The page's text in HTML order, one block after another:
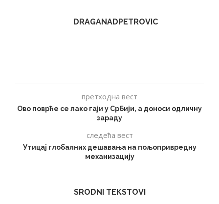
DRAGANADPETROVIC
претходна вест
Ово поврће се лако гаји у Србији, а доноси одличну
зараду
следећа вест
Утицај глобалних дешавања на пољопривредну
механизацију
SRODNI TEKSTOVI